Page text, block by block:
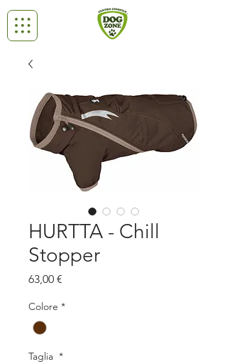
HURTTA - Chill
Stopper
63,00 €
Colore *
Taglia *